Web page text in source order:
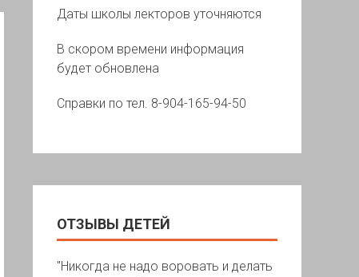
Даты школы лекторов уточняются
В скором времени информация
будет обновлена
Справки по тел. 8-904-165-94-50
ОТЗЫВЫ ДЕТЕЙ
"Никогда не надо воровать и делать